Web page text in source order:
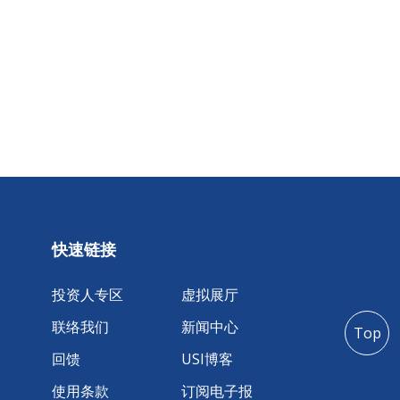
快速链接
投资人专区
虚拟展厅
联络我们
新闻中心
回馈
USI博客
使用条款
订阅电子报
Top